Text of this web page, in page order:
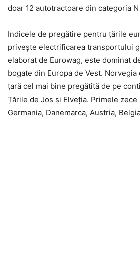
doar 12 autotractoare din categoria
Indicele de pregătire pentru țările
privește electrificarea transportului
elaborat de Eurowag, este dominat
bogate din Europa de Vest.
țară cel mai bine pregătită de pe
Țările de Jos și Elveția. Primele
Germania, Danemarca, Austria,